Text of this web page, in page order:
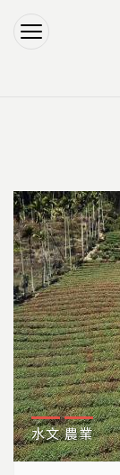
水文 農業